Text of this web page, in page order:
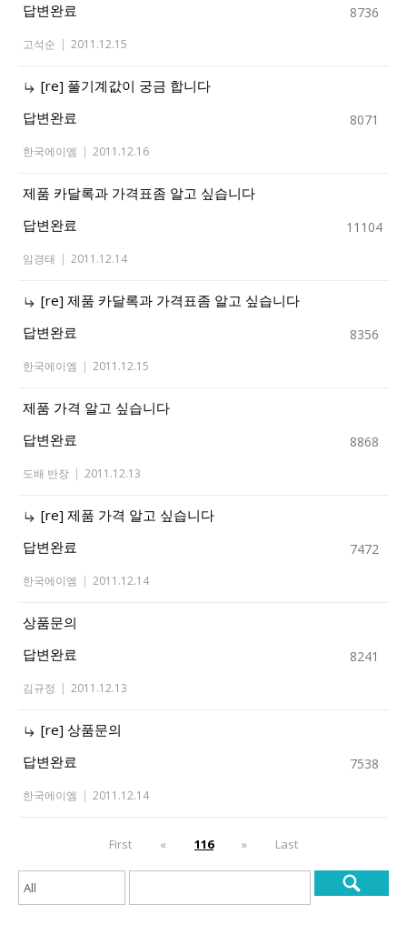
답변완료
고석순 | 2011.12.15
8736
[re] 풀기계값이 궁금 합니다
답변완료
한국에이엠 | 2011.12.16
8071
제품 카달록과 가격표좀 알고 싶습니다
답변완료
임경태 | 2011.12.14
11104
[re] 제품 카달록과 가격표좀 알고 싶습니다
답변완료
한국에이엠 | 2011.12.15
8356
제품 가격 알고 싶습니다
답변완료
도배 반장 | 2011.12.13
8868
[re] 제품 가격 알고 싶습니다
답변완료
한국에이엠 | 2011.12.14
7472
상품문의
답변완료
김규정 | 2011.12.13
8241
[re] 상품문의
답변완료
한국에이엠 | 2011.12.14
7538
First « 116 » Last